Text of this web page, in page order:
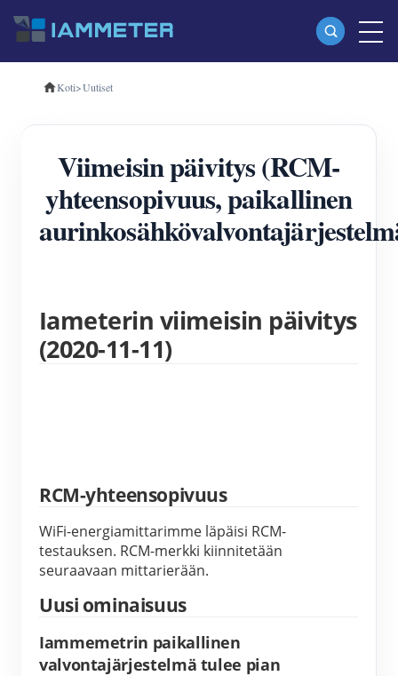
Tuotteet
Kolmivaiheinen Wi-Fi-energiamittari (WEM3080T)
Kolmivaiheinen Wi-Fi-energiamittari (WEM3046T)
Kolmivaiheinen Wi-Fi-energiamittari (WEM3050T)
Itsepalvelupalvelu
Sovellukset
Aurinkosähköjärjestelmän energianäyttö
Sähkönkulutuksen seuranta
PV-lämmittimen ohjausjärjestelmä
Kodin automatisointi
Store
Asiakirja
Kehittäjä
Koti>Uutiset
Viimeisin päivitys (RCM-
yhteensopivuus, paikallinen
Iameterin viimeisin päivitys
(2020-11-11)
RCM-yhteensopivuus
WiFi-energiamittarimme läpäisi RCM-
testauksen. RCM-merkki kiinnitetään
seuraavaan mittarierään.
Uusi ominaisuus
Iammemetrin paikallinen
valvontajärjestelmä tulee pian